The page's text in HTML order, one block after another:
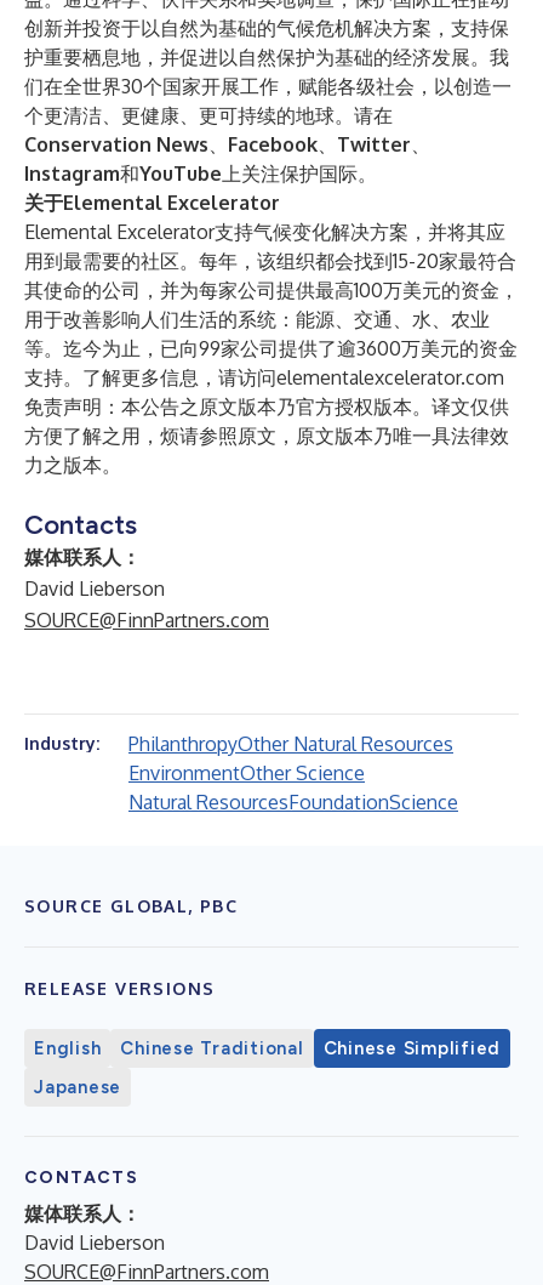
创新并投资于以自然为基础的气候危机解决方案，支持保
护重要栖息地，并促进以自然保护为基础的经济发展。我
们在全世界30个国家开展工作，赋能各级社会，以创造一
个更清洁、更健康、更可持续的地球。请在
Conservation News、 Facebook、 Twitter、
Instagram和YouTube上关注保护国际。
关于Elemental Excelerator
Elemental Excelerator支持气候变化解决方案，并将其应
用到最需要的社区。每年，该组织都会找到15-20家最符合
其使命的公司，并为每家公司提供最高100万美元的资金，
用于改善影响人们生活的系统：能源、交通、水、农业
等。迄今为止，已向99家公司提供了逾3600万美元的资金
支持。了解更多信息，请访问elementalexcelerator.com
免责声明：本公告之原文版本乃官方授权版本。译文仅供
方便了解之用，烦请参照原文，原文版本乃唯一具法律效
力之版本。
Contacts
媒体联系人：
David Lieberson
SOURCE@FinnPartners.com
Industry: PhilanthropyOther Natural Resources
EnvironmentOther Science
Natural ResourcesFoundationScience
SOURCE GLOBAL, PBC
RELEASE VERSIONS
English Chinese Traditional
Chinese Simplified
Japanese
CONTACTS
媒体联系人：
David Lieberson
SOURCE@FinnPartners.com